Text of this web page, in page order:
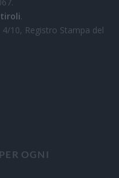
.
10, Registro Stampa del
OGNI